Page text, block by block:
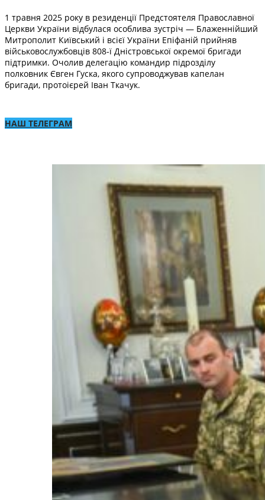
1 травня 2025 року в резиденції Предстоятеля Православної
Церкви України відбулася особлива зустріч — Блаженнійший
Митрополит Київський і всієї України Епіфаній прийняв
військовослужбовців 808-ї Дністровської окремої бригади
підтримки. Очолив делегацію командир підрозділу
полковник Євген Гуска, якого супроводжував капелан
бригади, протоієрей Іван Ткачук.
НАШ ТЕЛЕГРАМ